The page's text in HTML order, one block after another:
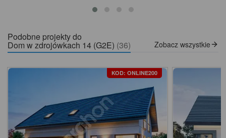
Podobne projekty do
Dom w zdrojówkach 14 (G2E) (36) Zobacz wszystkie
KOD: ONLINE200